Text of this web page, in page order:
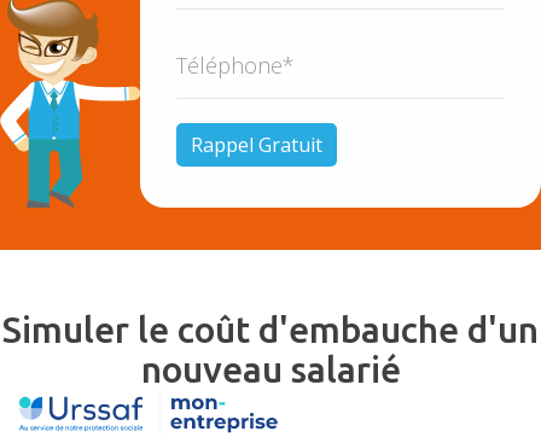
Simuler le coût d'embauche d'un
nouveau salarié